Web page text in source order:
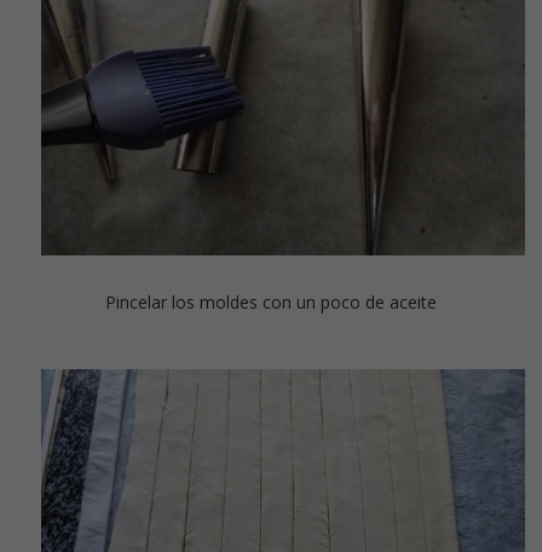
Pincelar los moldes con un poco de aceite